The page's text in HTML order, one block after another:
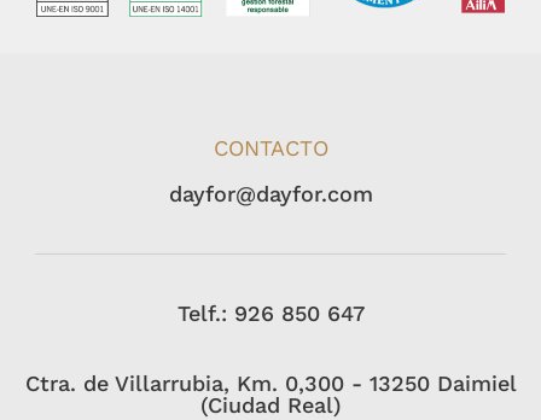
CONTACTO
dayfor@dayfor.com
Telf.: 926 850 647
Ctra. de Villarrubia, Km. 0,300 - 13250 Daimiel
(Ciudad Real)